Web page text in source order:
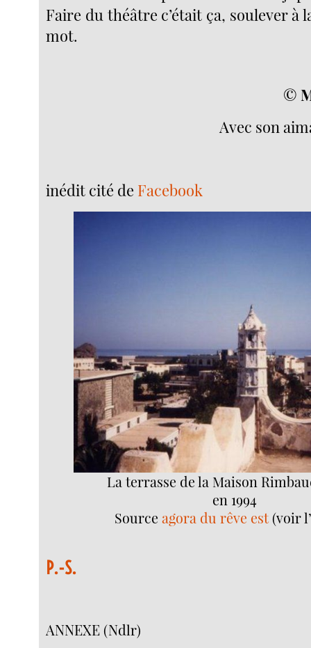
Faire du théâtre c’était ça, soulever à
mot.
©
Avec son
inédit cité de Facebook
La terrasse de la Maison
en 1994
Sourceagora du rêve est(voir
P.-S.
ANNEXE (Ndlr)